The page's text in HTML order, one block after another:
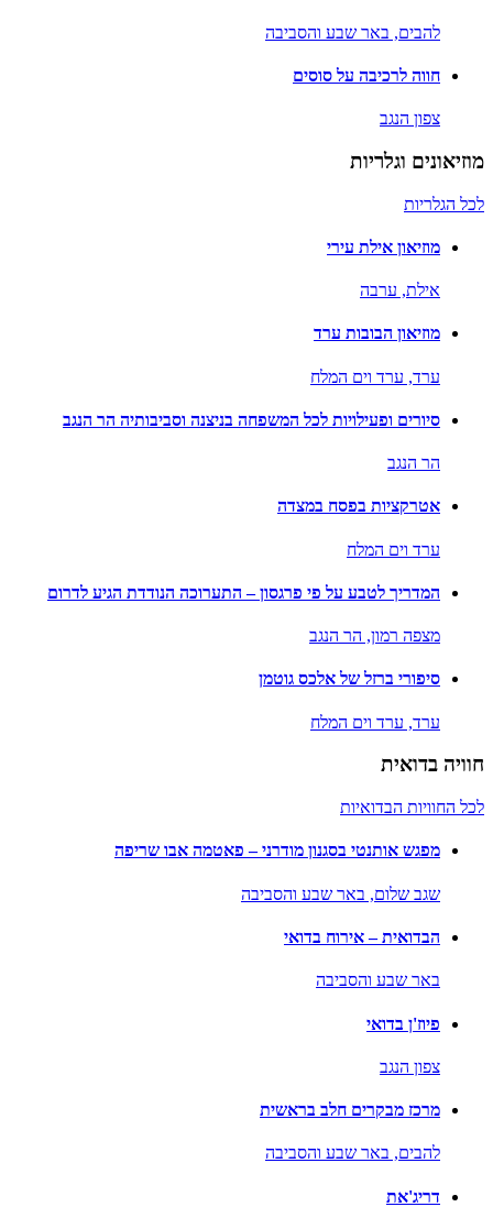
להבים, באר שבע והסביבה
חווה לרכיבה על סוסים
צפון הנגב
מוזיאונים וגלריות
לכל הגלריות
מוזיאון אילת עירי
אילת, ערבה
מוזיאון הבובות ערד
ערד, ערד וים המלח
סיורים ופעילויות לכל המשפחה בניצנה וסביבותיה הר הנגב
הר הנגב
אטרקציות בפסח במצדה
ערד וים המלח
המדריך לטבע על פי פרגסון – התערוכה הנודדת הגיע לדרום
מצפה רמון, הר הנגב
סיפורי ברזל של אלכס גוטמן
ערד, ערד וים המלח
חוויה בדואית
לכל החוויות הבדואיות
מפגש אותנטי בסגנון מודרני – פאטמה אבו שריפה
שגב שלום, באר שבע והסביבה
הבדואית – אירוח בדואי
באר שבע והסביבה
פיוז'ן בדואי
צפון הנגב
מרכז מבקרים חלב בראשית
להבים, באר שבע והסביבה
דריג'את